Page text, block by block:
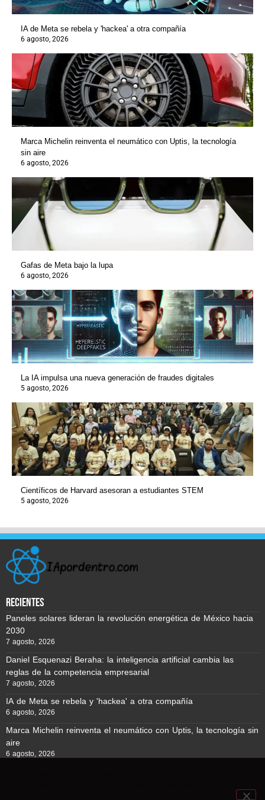
IA de Meta se rebela y 'hackea' a otra compañía
6 agosto, 2026
Marca Michelin reinventa el neumático con Uptis, la tecnología
sin aire
6 agosto, 2026
Gafas de Meta bajo la lupa
6 agosto, 2026
La IA impulsa una nueva generación de fraudes digitales
5 agosto, 2026
Científicos de Harvard asesoran a estudiantes STEM
5 agosto, 2026
recientes
Paneles solares lideran la revolución energética de México hacia
2030
7 agosto, 2026
Daniel Esquenazi Beraha: la inteligencia artificial cambia las
reglas de la competencia empresarial
7 agosto, 2026
IA de Meta se rebela y 'hackea' a otra compañía
6 agosto, 2026
Marca Michelin reinventa el neumático con Uptis, la tecnología sin
aire
6 agosto, 2026